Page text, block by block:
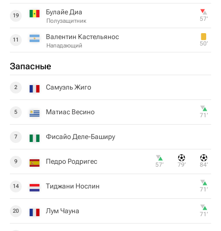
19 Булайе Диа
Полузащитник 57‎’‎
11 Валентин Кастельянос
Нападающий 50‎’‎
Запасные
2 Самуэль Жиго
5 Матиас Весино 71‎’‎
7 Фисайо Деле-Баширу
9 Педро Родригес 57‎’‎ 79‎’‎ 84‎’‎
14 Тиджани Нослин 71‎’‎
20 Лум Чауна 71‎’‎